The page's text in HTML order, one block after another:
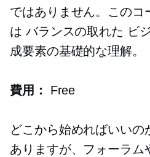
ではありません。このコ
は バランスの取れた ビ
成要素の基礎的な理解。
費用： Free
どこから始めればいいの
ありますが、フォーラム